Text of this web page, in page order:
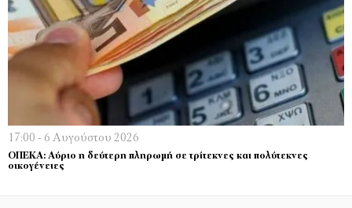
17:00 - 6 Αυγούστου 2026
ΟΠΕΚΑ: Αύριο η δεύτερη πληρωμή σε τρίτεκνες και πολύτεκνες
οικογένειες